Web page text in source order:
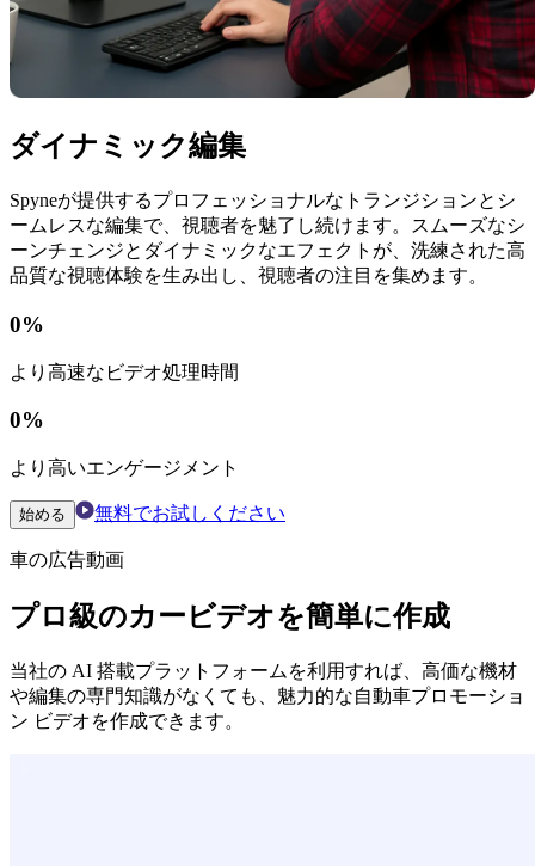
ダイナミック編集
Spyneが提供するプロフェッショナルなトランジションとシ
ームレスな編集で、視聴者を魅了し続けます。スムーズなシ
ーンチェンジとダイナミックなエフェクトが、洗練された高
品質な視聴体験を生み出し、視聴者の注目を集めます。
0%
より高速なビデオ処理時間
0%
より高いエンゲージメント
始める 無料でお試しください
車の広告動画
プロ級のカービデオを簡単に作成
当社の AI 搭載プラットフォームを利用すれば、高価な機材
や編集の専門知識がなくても、魅力的な自動車プロモーショ
ン ビデオを作成できます。